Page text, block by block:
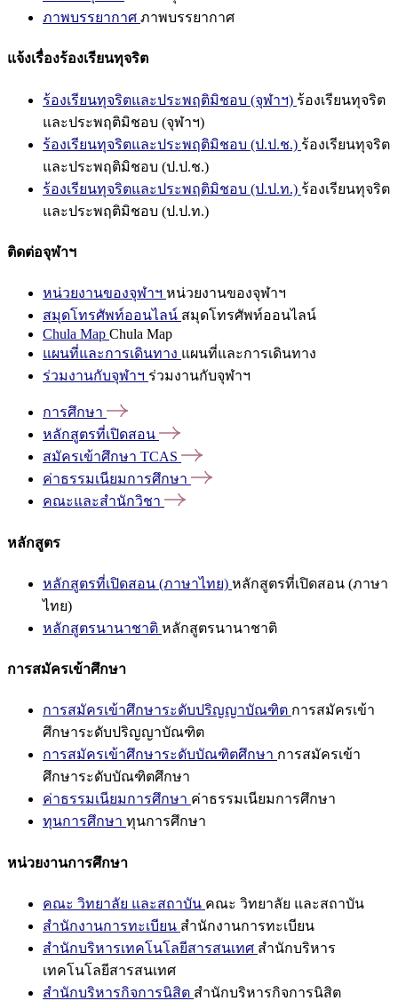
ภาพบรรยากาศ ภาพบรรยากาศ
แจ้งเรื่องร้องเรียนทุจริต
ร้องเรียนทุจริตและประพฤติมิชอบ (จุฬาฯ) ร้องเรียนทุจริต
และประพฤติมิชอบ (จุฬาฯ)
ร้องเรียนทุจริตและประพฤติมิชอบ (ป.ป.ช.) ร้องเรียนทุจริต
และประพฤติมิชอบ (ป.ป.ช.)
ร้องเรียนทุจริตและประพฤติมิชอบ (ป.ป.ท.) ร้องเรียนทุจริต
และประพฤติมิชอบ (ป.ป.ท.)
ติดต่อจุฬาฯ
หน่วยงานของจุฬาฯ หน่วยงานของจุฬาฯ
สมุดโทรศัพท์ออนไลน์ สมุดโทรศัพท์ออนไลน์
Chula Map Chula Map
แผนที่และการเดินทาง แผนที่และการเดินทาง
ร่วมงานกับจุฬาฯ ร่วมงานกับจุฬาฯ
การศึกษา
หลักสูตรที่เปิดสอน
สมัครเข้าศึกษา TCAS
ค่าธรรมเนียมการศึกษา
คณะและสำนักวิชา
หลักสูตร
หลักสูตรที่เปิดสอน (ภาษาไทย) หลักสูตรที่เปิดสอน (ภาษา
ไทย)
หลักสูตรนานาชาติ หลักสูตรนานาชาติ
การสมัครเข้าศึกษา
การสมัครเข้าศึกษาระดับปริญญาบัณฑิต การสมัครเข้า
ศึกษาระดับปริญญาบัณฑิต
การสมัครเข้าศึกษาระดับบัณฑิตศึกษา การสมัครเข้า
ศึกษาระดับบัณฑิตศึกษา
ค่าธรรมเนียมการศึกษา ค่าธรรมเนียมการศึกษา
ทุนการศึกษา ทุนการศึกษา
หน่วยงานการศึกษา
คณะ วิทยาลัย และสถาบัน คณะ วิทยาลัย และสถาบัน
สำนักงานการทะเบียน สำนักงานการทะเบียน
สำนักบริหารเทคโนโลยีสารสนเทศ สำนักบริหาร
เทคโนโลยีสารสนเทศ
สำนักบริหารกิจการนิสิต สำนักบริหารกิจการนิสิต